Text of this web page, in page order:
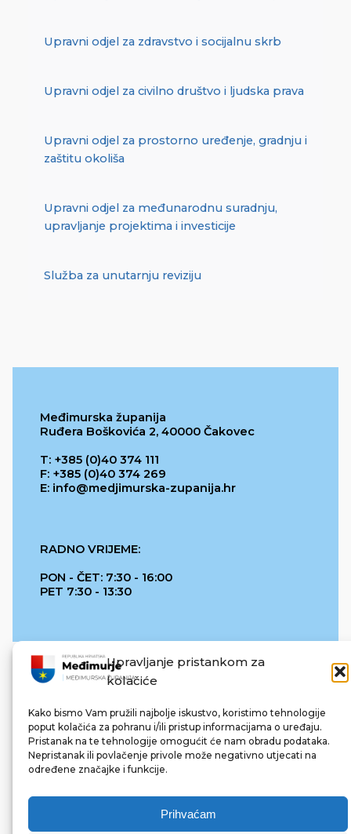
Upravljanje pristankom za
kolačiće
Kako bismo Vam pružili najbolje iskustvo, koristimo tehnologije
poput kolačića za pohranu i/ili pristup informacijama o uređaju.
Pristanak na te tehnologije omogućit će nam obradu podataka.
Nepristanak ili povlačenje privole može negativno utjecati na
određene značajke i funkcije.
Prihvaćam
Upravni odjel za zdravstvo i socijalnu skrb
Upravni odjel za civilno društvo i ljudska prava
Upravni odjel za prostorno uređenje, gradnju i
zaštitu okoliša
Upravni odjel za međunarodnu suradnju,
upravljanje projektima i investicije
Služba za unutarnju reviziju
Međimurska županija
Ruđera Boškovića 2, 40000 Čakovec
T: +385 (0)40 374 111
F: +385 (0)40 374 269
E: info@medjimurska-zupanija.hr
RADNO VRIJEME:
PON - ČET: 7:30 - 16:00
PET 7:30 - 13:30
REPUBLIKA HRVATSKA